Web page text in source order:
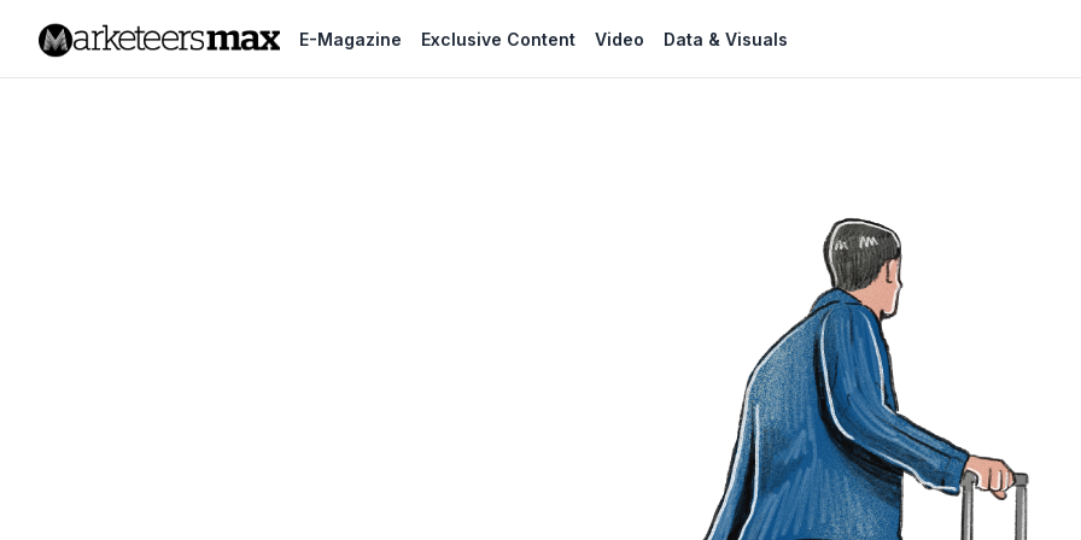
E-Magazine Exclusive Content Video Data & Visuals